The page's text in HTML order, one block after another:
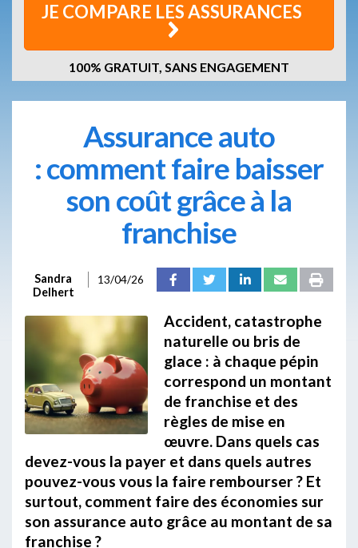
JE COMPARE LES ASSURANCES
100% GRATUIT, SANS ENGAGEMENT
Assurance auto
: comment faire baisser
son coût grâce à la
franchise
Sandra
Delhert
13/04/26
Accident, catastrophe
naturelle ou bris de
glace : à chaque pépin
correspond un montant
de franchise et des
règles de mise en
œuvre. Dans quels cas
devez-vous la payer et dans quels autres
pouvez-vous vous la faire rembourser ? Et
surtout, comment faire des économies sur
son assurance auto grâce au montant de sa
franchise ?